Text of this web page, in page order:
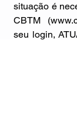
situação é
CBTM
seu login,